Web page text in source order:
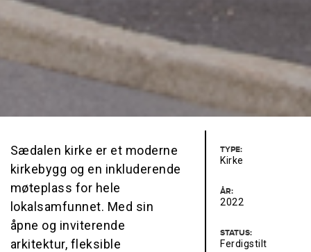
TYPE:
Kirke
ÅR:
2022
STATUS:
Ferdigstilt
Sædalen kirke er et moderne
kirkebygg og en inkluderende
møteplass for hele
lokalsamfunnet. Med sin
åpne og inviterende
arkitektur, fleksible